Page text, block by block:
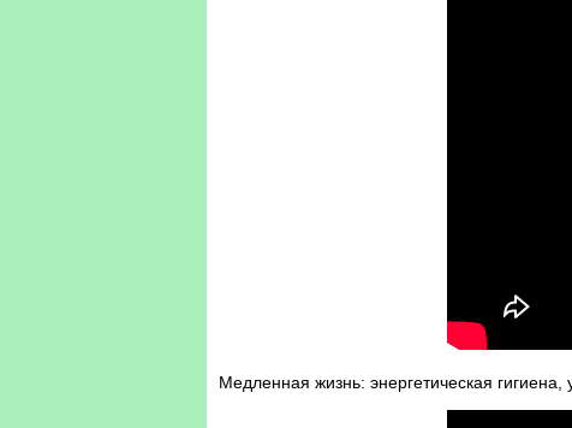
Медленная жизнь: энергетическая